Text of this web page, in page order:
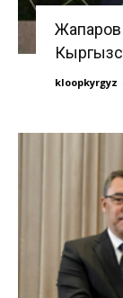
Жапаров
kloopkyrgyz